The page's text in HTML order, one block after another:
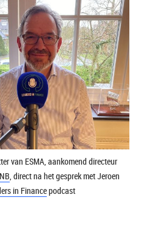
van ESMA, aankomend directeur
, direct na het gesprek met Jeroen
in Financepodcast